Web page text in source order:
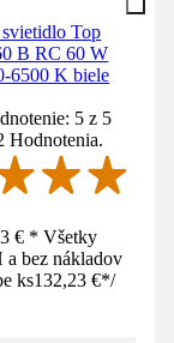
Top
B RC 60 W
6500 K biele
5 z 5
Hodnotenia.
€ * Všetky
a bez nákladov
ks132,23 €*/